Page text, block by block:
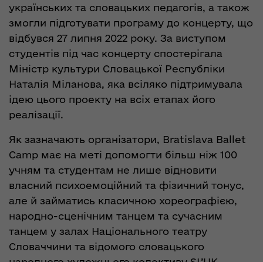
українських та словацьких педагогів, а також
змогли підготувати програму до концерту, що
відбувся 27 липня 2022 року. За виступом
студентів під час концерту спостерігала
Міністр культури Словацької Республіки
Наталія Міланова, яка всіляко підтримувала
ідею цього проекту на всіх етапах його
реалізації.
Як зазначають організатори, Bratislava Ballet
Camp має на меті допомогти більш ніж 100
учням та студентам не лише відновити
власний психоемоційний та фізичний тонус,
але й займатись класичною хореографією,
народно-сценічним танцем та сучасним
танцем у залах Національного театру
Словаччини та відомого словацького